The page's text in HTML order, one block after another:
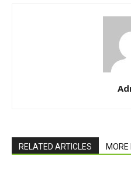
RELATED ARTICLES